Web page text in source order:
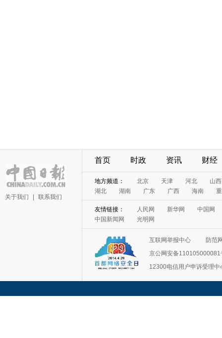
关于我们 联系我们
首页 时政 资讯 财经
地方频道： 北京 天津 河北
山西
湖北
湖南 广东 广西 海南
友情链接： 人民网 新华网
中国网
中国新闻网
光明网
互联网举报中心
防范
京公网安备110105000081
12300电信用户申诉受理中